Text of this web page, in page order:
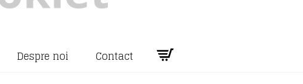
Despre noi Contact